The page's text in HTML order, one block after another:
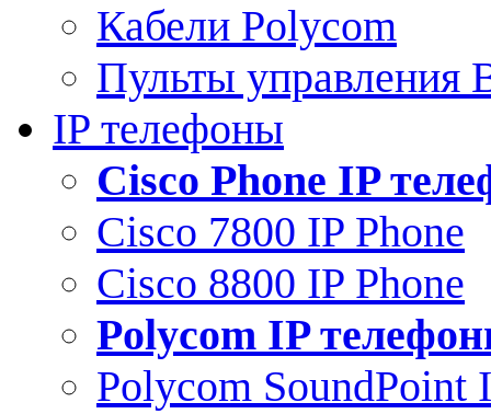
Кабели Polycom
Пульты управления
IP телефоны
Сisco Phone IP
Cisco 7800 IP Phone
Cisco 8800 IP Phone
Polycom IP
Polycom SoundPoint